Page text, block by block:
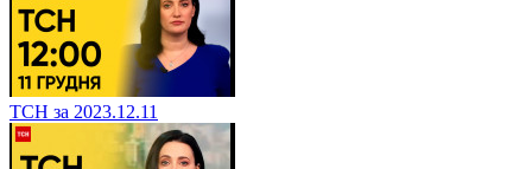
ТСН за 2023.12.11